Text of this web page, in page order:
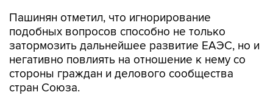
Пашинян отметил, что игнорирование
подобных вопросов способно не только
затормозить дальнейшее развитие ЕАЭС, но и
негативно повлиять на отношение к нему со
стороны граждан и делового сообщества
стран Союза.